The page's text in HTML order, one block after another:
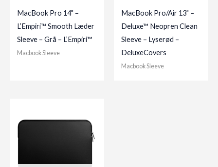
MacBook Pro 14" –
L’Empiri™ Smooth Læder
Sleeve – Grå – L’Empiri™
Macbook Sleeve
MacBook Pro/Air 13" –
Deluxe™ Neopren Clean
Sleeve – Lyserød –
DeluxeCovers
Macbook Sleeve